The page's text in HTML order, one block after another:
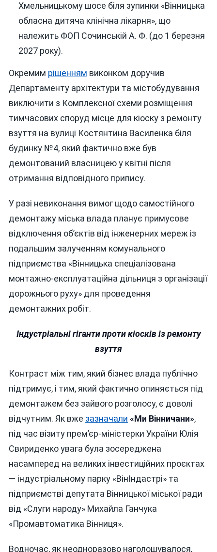
Хмельницькому шосе біля зупинки «Вінницька
обласна дитяча клінічна лікарня», що
належить ФОП Сочинській А. Ф. (до 1 березня
2027 року).
Окремим рішенням виконком доручив
Департаменту архітектури та містобудування
виключити з Комплексної схеми розміщення
тимчасових споруд місце для кіоску з ремонту
взуття на вулиці Костянтина Василенка біля
будинку №4, який фактично вже був
демонтований власницею у квітні після
отримання відповідного припису.
У разі невиконання вимог щодо самостійного
демонтажу міська влада планує примусове
відключення об’єктів від інженерних мереж із
подальшим залученням комунального
підприємства «Вінницька спеціалізована
монтажно-експлуатаційна дільниця з організації
дорожнього руху» для проведення
демонтажних робіт.
Індустріальні гіганти проти кіосків із ремонту
взуття
Контраст між тим, який бізнес влада публічно
підтримує, і тим, який фактично опиняється під
демонтажем без зайвого розголосу, є доволі
відчутним. Як вже зазначали «Ми Вінничани»,
під час візиту прем’єр-міністерки України Юлія
Свириденко увага була зосереджена
насамперед на великих інвестиційних проєктах
— індустріальному парку «ВінІндастрі» та
підприємстві депутата Вінницької міської ради
від «Слуги народу» Михайла Ганчука
«Промавтоматика Вінниця».
Водночас, як неодноразово наголошувалося,